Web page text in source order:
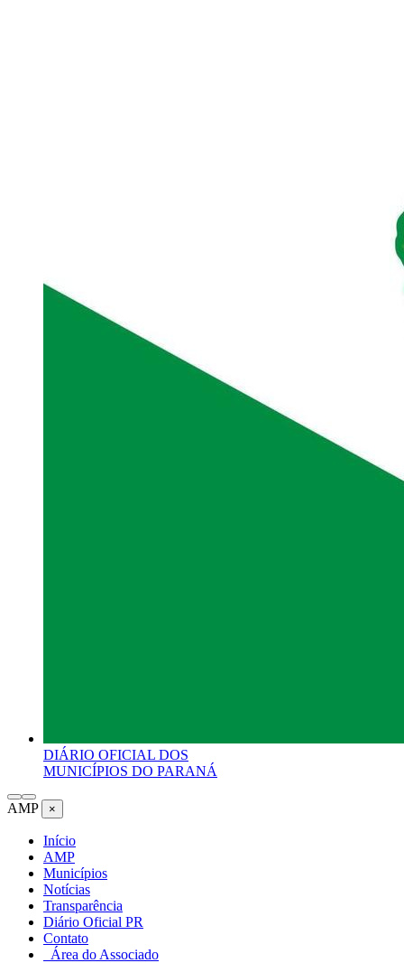
DIÁRIO OFICIAL DOS
MUNICÍPIOS DO PARANÁ
AMP ×
Início
AMP
Municípios
Notícias
Transparência
Diário Oficial PR
Contato
Área do Associado